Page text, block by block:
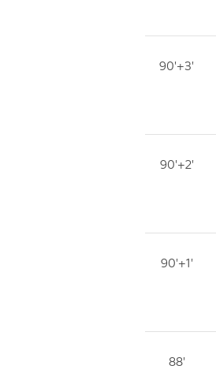
90'+3'
90'+2'
90'+1'
88'